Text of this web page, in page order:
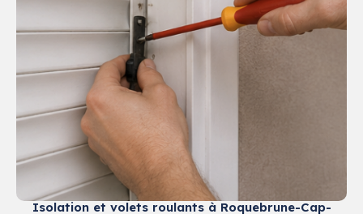
Isolation et volets roulants à Roquebrune-Cap-